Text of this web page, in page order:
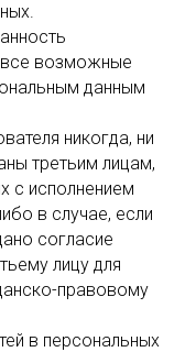
все возможные
данным
никогда, ни
третьим лицам,
с исполнением
в случае, если
согласие
лицу для
правовому
в персональных